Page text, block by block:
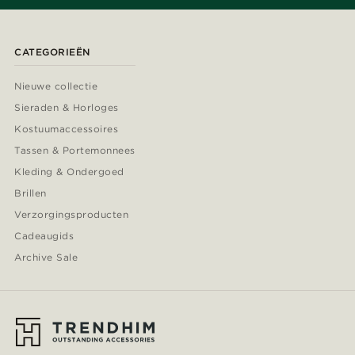
CATEGORIEËN
Nieuwe collectie
Sieraden & Horloges
Kostuumaccessoires
Tassen & Portemonnees
Kleding & Ondergoed
Brillen
Verzorgingsproducten
Cadeaugids
Archive Sale